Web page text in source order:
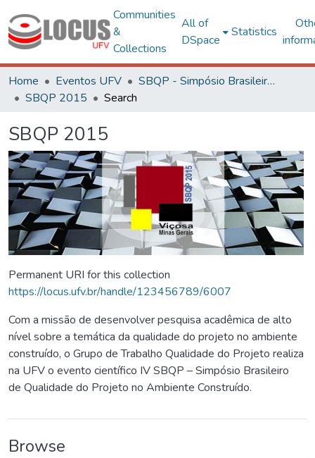
Communities
&
Collections
All of
DSpace
Statistics
Home Eventos UFV
SBQP - Simpósio Brasileiro de Qualidade do Projeto no Ambiente Construído
SBQP 2015
Search
SBQP 2015
Permanent URI for this collection
https://locus.ufv.br/handle/123456789/6007
Com a missão de desenvolver pesquisa acadêmica de alto
nível sobre a temática da qualidade do projeto no ambiente
construído, o Grupo de Trabalho Qualidade do Projeto realiza
na UFV o evento científico IV SBQP – Simpósio Brasileiro
de Qualidade do Projeto no Ambiente Construído.
Browse